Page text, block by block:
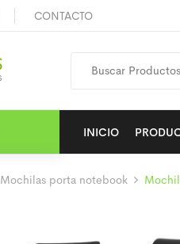
CONTACTO
INICIO
Mochilas porta notebook